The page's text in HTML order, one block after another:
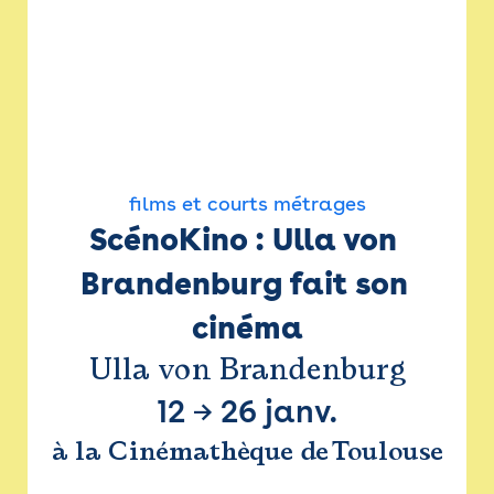
films et courts métrages
ScénoKino : Ulla von
Brandenburg fait son
cinéma
Ulla von Brandenburg
12 → 26 janv.
à la Cinémathèque de Toulouse